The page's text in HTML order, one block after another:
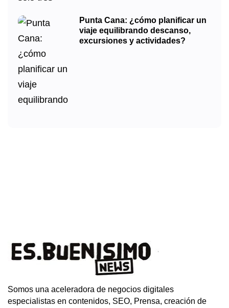
Punta Cana: ¿cómo planificar un
viaje equilibrando descanso,
excursiones y actividades?
Somos una aceleradora de negocios digitales
especialistas en contenidos, SEO, Prensa, creación de